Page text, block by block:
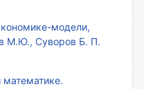
модели,
М.Ю., Суворов Б. П.